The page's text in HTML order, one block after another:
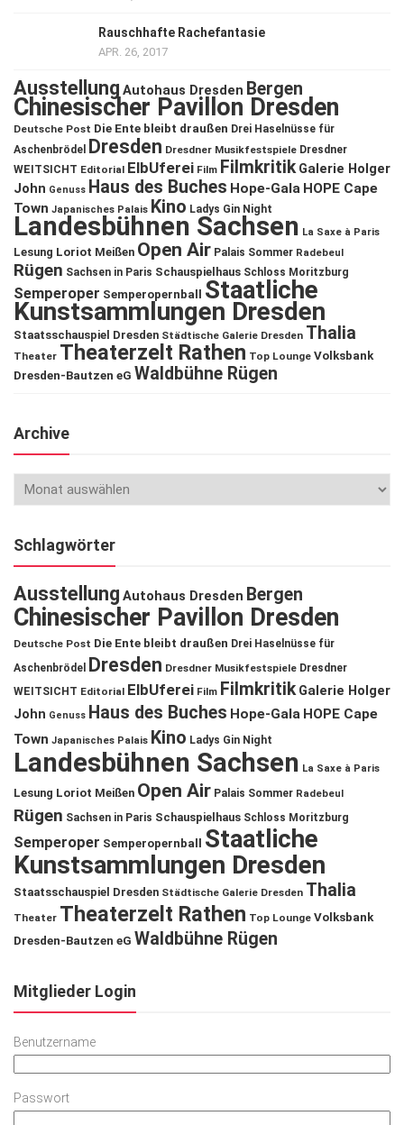
Rauschhafte Rachefantasie
APR. 26, 2017
Ausstellung Autohaus Dresden Bergen
Chinesischer Pavillon Dresden
Deutsche Post Die Ente bleibt draußen Drei Haselnüsse für
Aschenbrödel
Dresden Dresdner Musikfestspiele Dresdner
WEITSICHT Editorial ElbUferei Film Filmkritik Galerie Holger
John Genuss Haus des Buches Hope-Gala HOPE Cape
Town Japanisches Palais Kino Ladys Gin Night
Landesbühnen Sachsen La Saxe à Paris
Lesung Loriot Meißen Open Air Palais Sommer Radebeul
Rügen Sachsen in Paris Schauspielhaus Schloss Moritzburg
Semperoper Semperopernball Staatliche
Kunstsammlungen Dresden
Staatsschauspiel Dresden Städtische Galerie Dresden Thalia
Theater Theaterzelt Rathen Top Lounge Volksbank
Dresden-Bautzen eG Waldbühne Rügen
Archive
Schlagwörter
Ausstellung Autohaus Dresden Bergen
Chinesischer Pavillon Dresden
Deutsche Post Die Ente bleibt draußen Drei Haselnüsse für
Aschenbrödel
Dresden Dresdner Musikfestspiele Dresdner
WEITSICHT Editorial ElbUferei Film Filmkritik Galerie Holger
John Genuss Haus des Buches Hope-Gala HOPE Cape
Town Japanisches Palais Kino Ladys Gin Night
Landesbühnen Sachsen La Saxe à Paris
Lesung Loriot Meißen Open Air Palais Sommer Radebeul
Rügen Sachsen in Paris Schauspielhaus Schloss Moritzburg
Semperoper Semperopernball
Staatliche
Kunstsammlungen Dresden
Staatsschauspiel Dresden Städtische Galerie Dresden Thalia
Theater Theaterzelt Rathen Top Lounge Volksbank
Dresden-Bautzen eG Waldbühne Rügen
Mitglieder Login
Benutzername
Passwort